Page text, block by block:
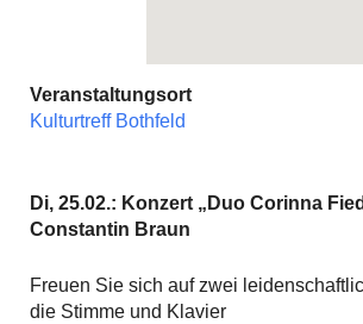
Veranstaltungsort
Kulturtreff Bothfeld
Di, 25.02.: Konzert „Duo Corinna
Constantin Braun
Freuen Sie sich auf zwei
die Stimme und Klavier